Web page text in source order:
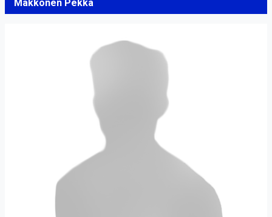
Makkonen Pekka